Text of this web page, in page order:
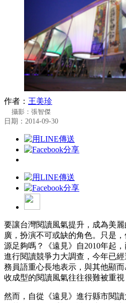
作者： 王美珍
攝影：張智傑
日期：2014-09-30
要讓台灣閱讀風氣提升，成為美
廣，扮演不可或缺的角色。只是
源足夠嗎？《遠見》自2010年起
進行閱讀競爭力大調查，今年已
務員語重心長地表示，與其他顯
收成型的閱讀風氣往往很難被重視
然而，自從《遠見》進行縣市閱